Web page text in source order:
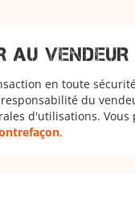
AU VENDEUR
en toute
du
d'utilisations. Vous
.